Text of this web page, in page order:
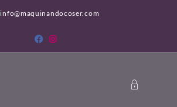
info@maquinandocoser.com